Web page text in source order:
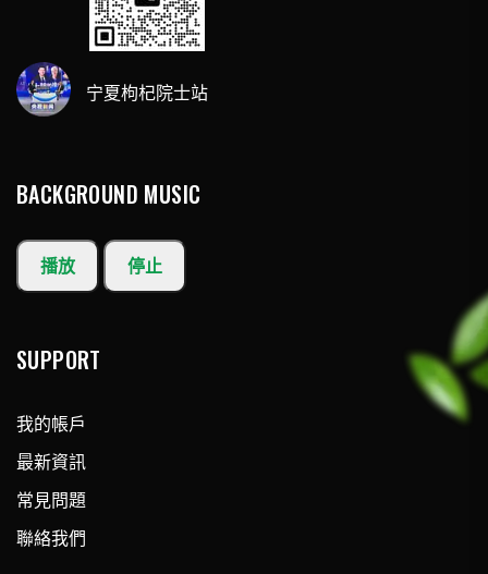
宁夏枸杞院士站
BACKGROUND MUSIC
播放 停止
SUPPORT
我的帳戶
最新資訊
常見問題
聯絡我們